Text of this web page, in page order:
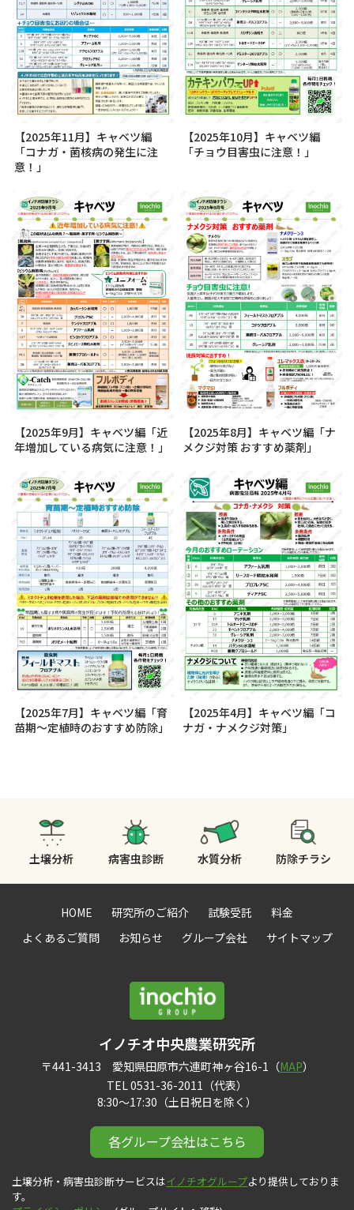
【2025年11月】キャベツ編
「コナガ・菌核病の発生に注
意！」
【2025年10月】キャベツ編
「チョウ目害虫に注意！」
【2025年9月】キャベツ編「近
年増加している病気に注意！」
【2025年8月】キャベツ編「ナ
メクジ対策 おすすめ薬剤」
【2025年7月】キャベツ編「育
苗期～定植時のおすすめ防除」
【2025年4月】キャベツ編「コ
ナガ・ナメクジ対策」
土壌分析 病害虫診断 水質分析 防除チラシ
HOME 研究所のご紹介 試験受託
料金
よくあるご質問
お知らせ グループ会社 サイトマップ
イノチオ中央農業研究所
〒441-3413 愛知県田原市六連町神ヶ谷16-1（MAP）
TEL 0531-36-2011（代表）
8:30〜17:30（土日祝日を除く）
各グループ会社はこちら
土壌分析・病害虫診断サービスはイノチオグループより提供しておりま
す。